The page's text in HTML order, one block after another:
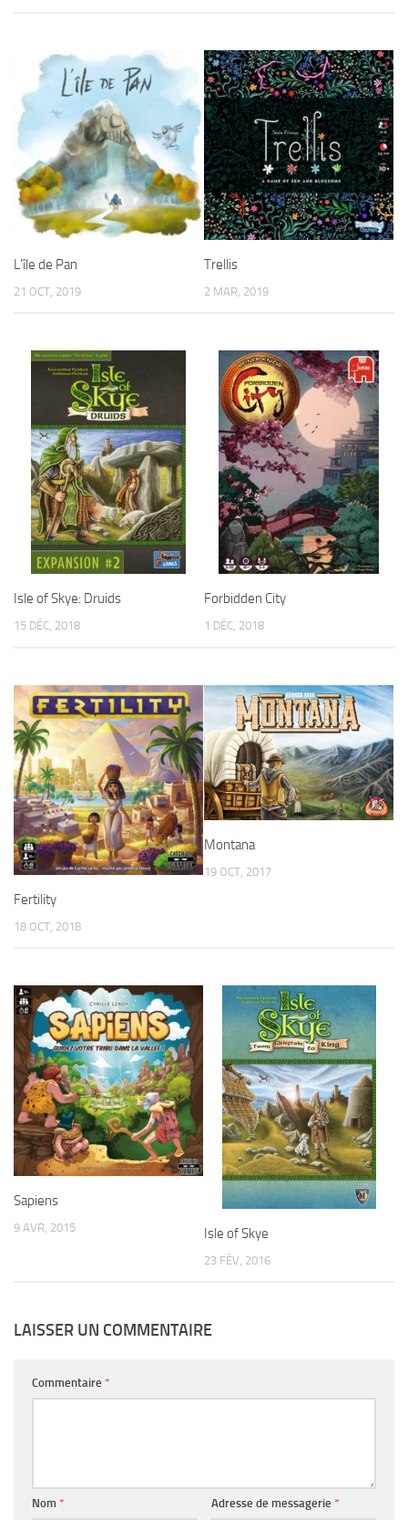
L’île de Pan
21 OCT, 2019
Trellis
2 MAR, 2019
Isle of Skye: Druids
15 DÉC, 2018
Forbidden City
1 DÉC, 2018
Fertility
18 OCT, 2018
Montana
19 OCT, 2017
Sapiens
9 AVR, 2015 Isle of Skye
23 FÉV, 2016
LAISSER UN COMMENTAIRE
Commentaire *
Nom * Adresse de messagerie *